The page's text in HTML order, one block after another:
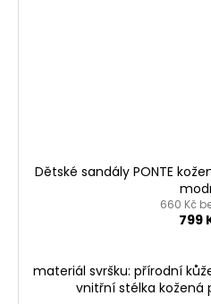
Dětské sandály PONTE
660 Kč
799
materiál svršku: přírodní
vnitřní stélka kožená